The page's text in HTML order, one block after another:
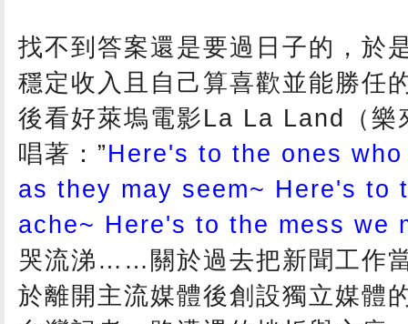
找不到答案還是要過日子的，於
穩定收入且自己算喜歡並能勝任
後看好萊塢電影La La Land（樂
唱著：”Here's to the ones
as they may seem~ Here's to
ache~ Here's to the mess we
哭流涕……關於過去把新聞工作
於離開主流媒體後創設獨立媒體